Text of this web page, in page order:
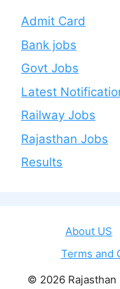
Admit Card
Bank jobs
Govt Jobs
Latest
Railway Jobs
Rajasthan Jobs
Results
About US
Terms and
© 2026 Rajasthan